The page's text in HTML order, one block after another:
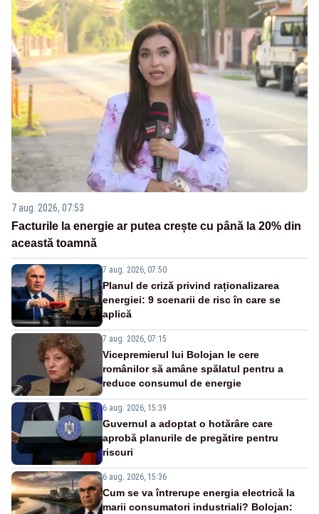
7 aug. 2026, 07:53
Facturile la energie ar putea crește cu până la 20% din
această toamnă
7 aug. 2026, 07:50
Planul de criză privind raționalizarea
energiei: 9 scenarii de risc în care se
aplică
7 aug. 2026, 07:15
Vicepremierul lui Bolojan le cere
românilor să amâne spălatul pentru a
reduce consumul de energie
6 aug. 2026, 15:39
Guvernul a adoptat o hotărâre care
aprobă planurile de pregătire pentru
riscuri
6 aug. 2026, 15:36
Cum se va întrerupe energia electrică la
marii consumatori industriali? Bolojan: